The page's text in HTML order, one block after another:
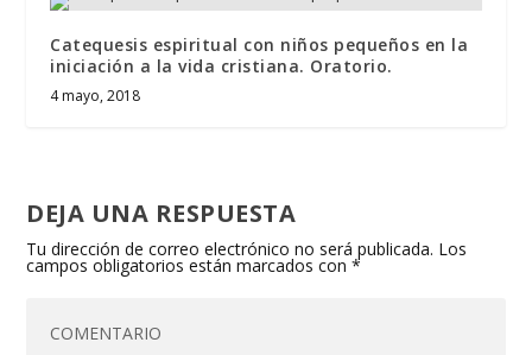
Catequesis espiritual con niños pequeños en la
iniciación a la vida cristiana. Oratorio.
4 mayo, 2018
DEJA UNA RESPUESTA
Tu dirección de correo electrónico no será publicada. Los
campos obligatorios están marcados con*